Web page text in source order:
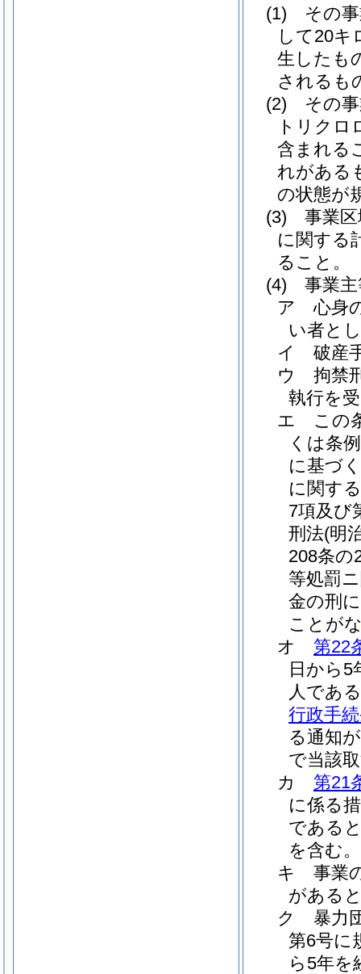
(1)
その
して20キ
生したも
されるも
(2)
その
トリク
含まれる
れがある
の状態が
(3)
事業
に関する
ること。
(4)
事業
ア
心身
い者と
イ
破産
ウ
拘禁
執行を
エ
この
くは条
に基づ
に関す
7項及び
刑法(明
208条の
等処罰
金の刑
ことが
オ
第22
日から5
人であ
行政手
る通知
で当該
カ
第21
に係る
である
を含む
キ
事業
がある
ク
暴力
第6号に
ら5年を